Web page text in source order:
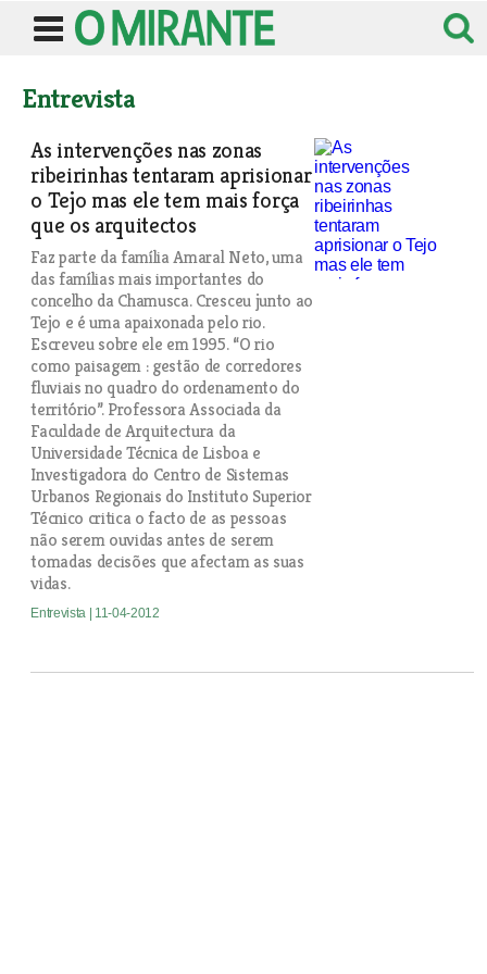
Entrevista
As intervenções nas zonas
ribeirinhas tentaram aprisionar
o Tejo mas ele tem mais força
que os arquitectos
Faz parte da família Amaral Neto, uma
das famílias mais importantes do
concelho da Chamusca. Cresceu junto ao
Tejo e é uma apaixonada pelo rio.
Escreveu sobre ele em 1995. “O rio
como paisagem : gestão de corredores
fluviais no quadro do ordenamento do
território”. Professora Associada da
Faculdade de Arquitectura da
Universidade Técnica de Lisboa e
Investigadora do Centro de Sistemas
Urbanos Regionais do Instituto Superior
Técnico critica o facto de as pessoas
não serem ouvidas antes de serem
tomadas decisões que afectam as suas
vidas.
Entrevista | 11-04-2012